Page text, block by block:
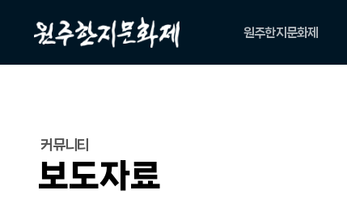
원주한지문화제
커뮤니티
보도자료